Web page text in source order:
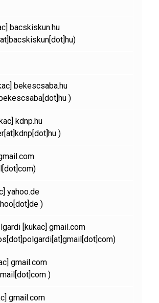
bacskiskun.hu
bekescsaba.hu
)
kdnp.hu
)
yahoo.de
)
[kukac] gmail.com
gmail.com
)
gmail.com